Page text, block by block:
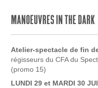
Atelier-spectacle de fin
régisseurs du CFA du
(promo 15)
LUNDI 29 et MARDI 30